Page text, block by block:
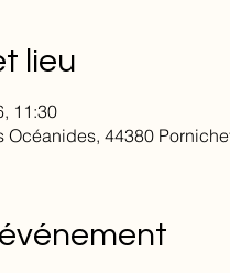
lieu
11:30
Océanides, 44380